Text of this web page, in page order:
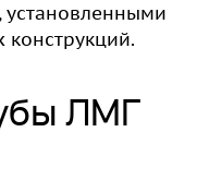
установленными
конструкций.
ЛМГ